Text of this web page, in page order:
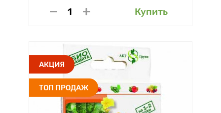
Купить
АКЦИЯ
ТОП ПРОДАЖ